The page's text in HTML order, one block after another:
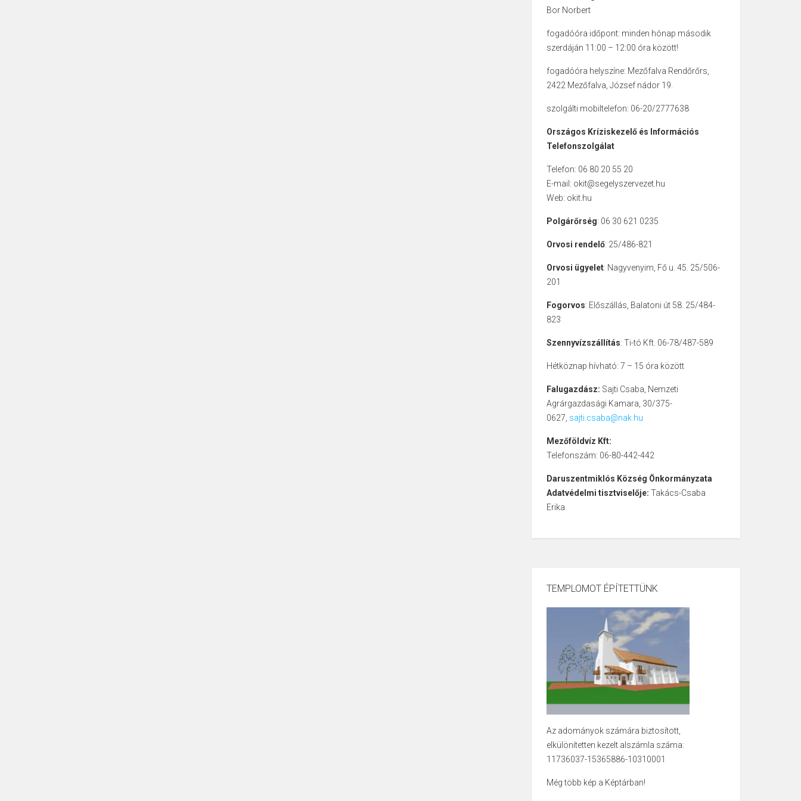
Bor Norbert
fogadóóra időpont: minden hónap második
szerdáján 11:00 – 12:00 óra között!
fogadóóra helyszíne: Mezőfalva Rendőrőrs,
2422 Mezőfalva, József nádor 19.
szolgálti mobiltelefon: 06-20/2777638
Országos Kríziskezelő és Információs
Telefonszolgálat
Telefon: 06 80 20 55 20
E-mail: okit@segelyszervezet.hu
Web: okit.hu
Polgárőrség: 06 30 621 0235
Orvosi rendelő: 25/486-821
Orvosi ügyelet: Nagyvenyim, Fő u. 45. 25/506-
201
Fogorvos: Előszállás, Balatoni út 58. 25/484-
823
Szennyvízszállítás: Ti-tó Kft. 06-78/487-589
Hétköznap hívható: 7 – 15 óra között
Falugazdász: Sajti Csaba, Nemzeti
Agrárgazdasági Kamara, 30/375-
0627, sajti.csaba@nak.hu
Mezőföldvíz Kft:
Telefonszám: 06-80-442-442
Daruszentmiklós Község Önkormányzata
Adatvédelmi tisztviselője: Takács-Csaba
Erika
TEMPLOMOT ÉPÍTETTÜNK
Az adományok számára biztosított,
elkülönítetten kezelt alszámla száma:
11736037-15365886-10310001
Még több kép a Képtárban!